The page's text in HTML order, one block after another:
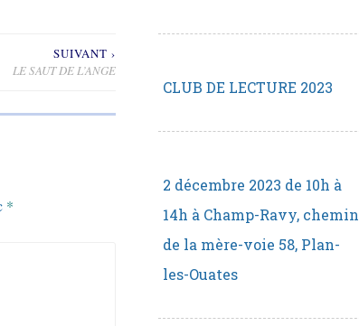
SUIVANT ›
LE SAUT DE L’ANGE
*
CLUB DE LECTURE 2023
2 décembre 2023 de 10h à
14h à Champ-Ravy, chemin
de la mère-voie 58, Plan-
les-Ouates